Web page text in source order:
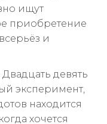
ищут
приобретение
и
девять
эксперимент,
находится
хочется